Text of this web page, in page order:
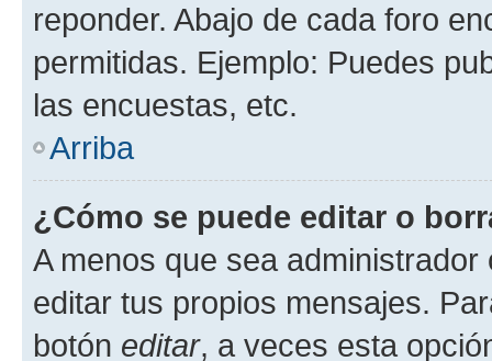
reponder. Abajo de cada foro
permitidas. Ejemplo: Puedes
las encuestas, etc.
Arriba
¿Cómo se puede editar o
A menos que sea
editar tus propios mensajes.
botón editar, a veces esta